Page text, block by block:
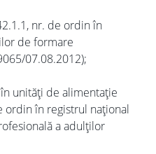
nr. de ordin în
de formare
07.08.2012);
unități de alimentație
ordin în registrul național
a adulților